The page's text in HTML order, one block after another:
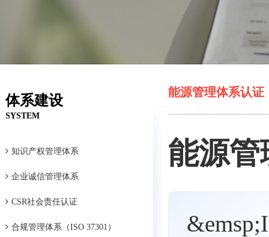
体系建设
SYSTEM
知识产权管理体系
企业诚信管理体系
CSR社会责任认证
合规管理体系（ISO 37301）
能源管理体系认证
能源